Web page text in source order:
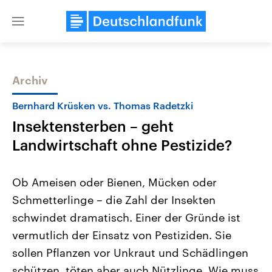
Close
Themen
Landtagswahl Sachsen-Anhalt
2026
Alle Informationen
Sachsen-Anhalt wählt am 6.
September 2026 einen neuen
Landtag. Seit 2021 wird das
Bundesland von einer Koalition aus
USA
Aktuelle Beiträge,
Hintergründe
Wirtschaftlich und
gehören die Vereinigten
den mächtigsten Ländern
mit großem Einfluss auf
Archiv
Bernhard Krüsken vs. Thomas Radetzki
Insektensterben – geht
Landwirtschaft ohne Pestizide?
Ob Ameisen oder Bienen, Mücken oder
Schmetterlinge – die Zahl der Insekten
schwindet dramatisch. Einer der Gründe ist
vermutlich der Einsatz von Pestiziden. Sie
sollen Pflanzen vor Unkraut und Schädlingen